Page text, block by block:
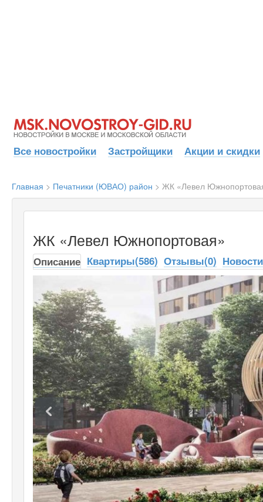
Все новостройки Застройщики Акции и скидки
Главная > Печатники (ЮВАО) район > ЖК «Левел
ЖК «Левел Южнопортовая»
Описание Квартиры(586) Отзывы(0)